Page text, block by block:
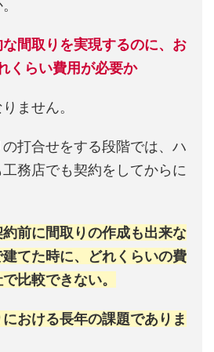
間取りを実現するのに、お
くらい費用が必要か
ません。
打合せをする段階では、ハ
務店でも契約をしてからに
前に間取りの作成も出来な
てた時に、どれくらいの費
比較できない。
おける長年の課題でありま